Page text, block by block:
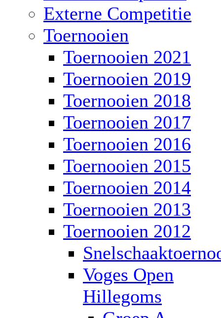
Externe Competitie
Toernooien
Toernooien 2021
Toernooien 2019
Toernooien 2018
Toernooien 2017
Toernooien 2016
Toernooien 2015
Toernooien 2014
Toernooien 2013
Toernooien 2012
Voges Open
Hillegoms